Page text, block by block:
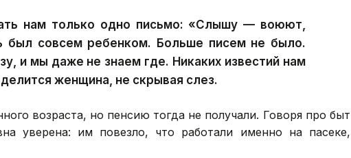
нам только одно письмо: «Слышу — воюют,
был совсем ребенком. Больше писем не было.
и мы даже не знаем где. Никаких известий нам
женщина, не скрывая слез.
возраста, но пенсию тогда не получали. Говоря про быт
уверена: им повезло, что работали именно на пасеке,